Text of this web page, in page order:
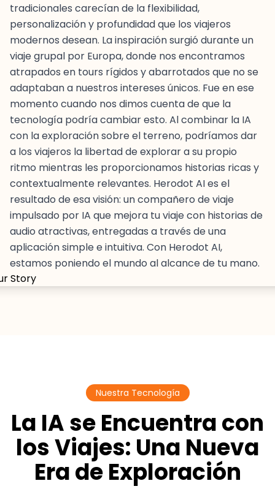
tradicionales carecían de la flexibilidad,
personalización y profundidad que los viajeros
modernos desean. La inspiración surgió durante un
viaje grupal por Europa, donde nos encontramos
atrapados en tours rígidos y abarrotados que no se
adaptaban a nuestros intereses únicos. Fue en ese
momento cuando nos dimos cuenta de que la
tecnología podría cambiar esto. Al combinar la IA
con la exploración sobre el terreno, podríamos dar
a los viajeros la libertad de explorar a su propio
ritmo mientras les proporcionamos historias ricas y
contextualmente relevantes. Herodot AI es el
resultado de esa visión: un compañero de viaje
impulsado por IA que mejora tu viaje con historias de
audio atractivas, entregadas a través de una
aplicación simple e intuitiva. Con Herodot AI,
estamos poniendo el mundo al alcance de tu mano.
Nuestra Tecnología
La IA se Encuentra con
los Viajes: Una Nueva
Era de Exploración